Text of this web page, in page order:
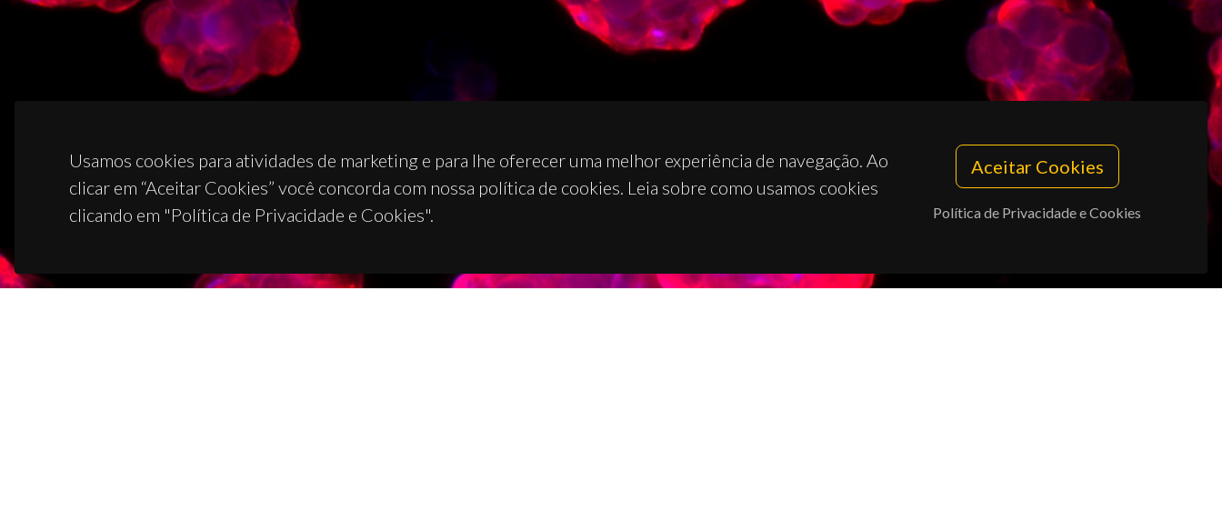
Usamos cookies para atividades de marketing e para lhe oferecer uma melhor experiência de navegação. Ao
clicar em “Aceitar Cookies” você concorda com nossa política de cookies. Leia sobre como usamos cookies
clicando em "Política de Privacidade e Cookies".
Aceitar Cookies
Política de Privacidade e Cookies